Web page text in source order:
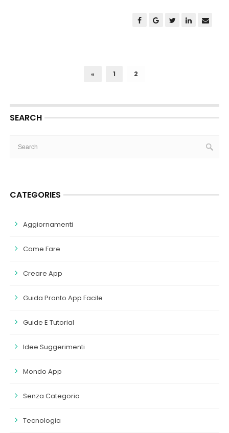
« 1 2
SEARCH
CATEGORIES
Aggiornamenti
Come Fare
Creare App
Guida Pronto App Facile
Guide E Tutorial
Idee Suggerimenti
Mondo App
Senza Categoria
Tecnologia